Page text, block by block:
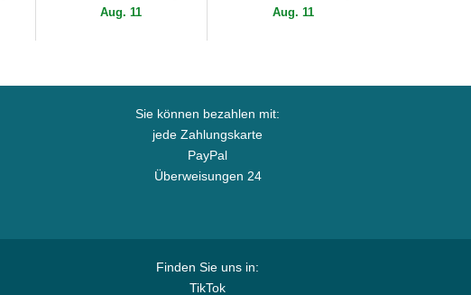
York Yankees MLB...
Aug. 11
Yankees MLB von New
Aug. 11
Sie können bezahlen mit:
jede Zahlungskarte
PayPal
Überweisungen 24
Finden Sie uns in:
TikTok